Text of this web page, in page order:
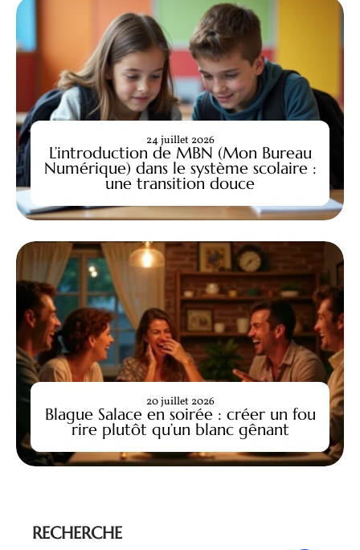
L’introduction de MBN (Mon Bureau
Numérique) dans le système scolaire :
une transition douce
24 juillet 2026
Blague Salace en soirée : créer un fou
rire plutôt qu’un blanc gênant
20 juillet 2026
RECHERCHE